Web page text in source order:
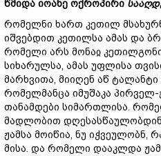
წმიდა იოანე ოქროპირი
რომელნი ხართ კეთილ
იშვებდით კეთილსა ამას და
რომელი არს მონაჲ
სიხარულსა, ამას უფლისა
მარხვითა, მიიღენ აწ
რომელმანცა იმუშაკა პირველ-
თანამდები სიმართლისა.
მადლობით
ჟამსა მოიწია, ნუ იჭვეულობნ,
მისა. და რომელი დააკლდა